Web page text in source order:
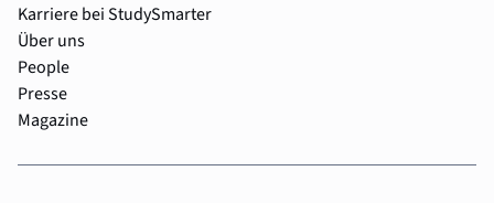
Karriere bei StudySmarter
Über uns
People
Presse
Magazine